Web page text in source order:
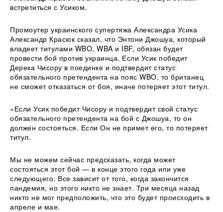
встретиться с Усиком.
Промоутер украинского супертяжа Александра Усика
Александр Красюк сказал, что Энтони Джошуа, который
владеет титулами WBO, WBA и IBF, обязан будет
провести бой против украинца. Если Усик победит
Дерека Чисору в поединке и подтвердит статус
обязательного претендента на пояс WBO, то британец
не сможет отказаться от боя, иначе потеряет этот титул.
«Если Усик победит Чисору и подтвердит свой статус
обязательного претендента на бой с Джошуа, то он
должен состояться. Если Он не примет его, то потеряет
титул.
Мы не можем сейчас предсказать, когда может
состояться этот бой — в конце этого года или уже
следующего. Все зависит от того, когда закончится
пандемия, но этого никто не знает. Три месяца назад
никто не мог предположить, что это будет происходить в
апреле и мае.